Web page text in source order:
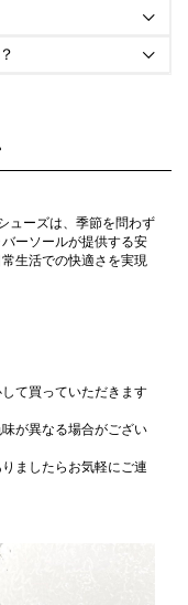


ューズは、季節を問わず
ーソールが提供する安
生活での快適さを実現
て買っていただきます
が異なる場合がござい
ましたらお気軽にご連